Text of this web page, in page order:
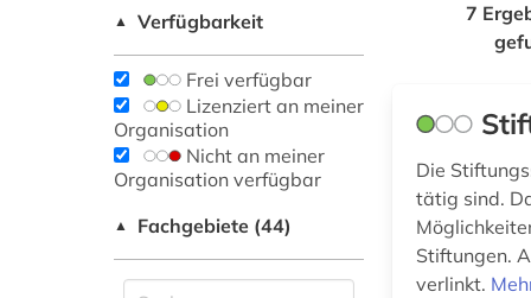
▲ Verfügbarkeit
Frei verfügbar
Lizenziert an meiner
Organisation
Nicht an meiner
Organisation verfügbar
▲ Fachgebiete (44)
7
Die
tätig sind.
Stiftungen.
verlinkt.